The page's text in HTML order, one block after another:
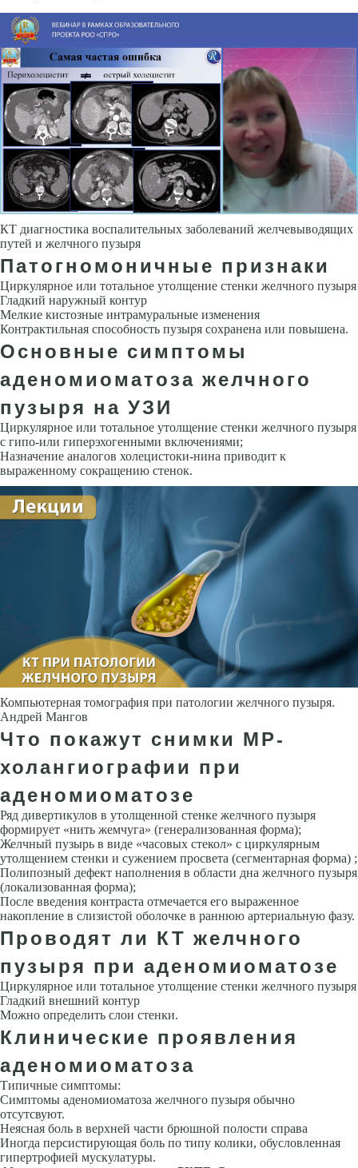
КТ диагностика воспалительных заболеваний желчевыводящих
путей и желчного пузыря
Патогномоничные признаки
Циркулярное или тотальное утолщение стенки желчного пузыря
Гладкий наружный контур
Мелкие кистозные интрамуральные изменения
Контрактильная способность пузыря сохранена или повышена.
Основные симптомы
аденомиоматоза желчного
пузыря на УЗИ
Циркулярное или тотальное утолщение стенки желчного пузыря
с гипо-или гиперэхогенными включениями;
Назначение аналогов холецистоки-нина приводит к
выраженному сокращению стенок.
Компьютерная томография при патологии желчного пузыря.
Андрей Мангов
Что покажут снимки МР-
холангиографии при
аденомиоматозе
Ряд дивертикулов в утолщенной стенке желчного пузыря
формирует «нить жемчуга» (генерализованная форма);
Желчный пузырь в виде «часовых стекол» с циркулярным
утолщением стенки и сужением просвета (сегментарная форма) ;
Полипозный дефект наполнения в области дна желчного пузыря
(локализованная форма);
После введения контраста отмечается его выраженное
накопление в слизистой оболочке в раннюю артериальную фазу.
Проводят ли КТ желчного
пузыря при аденомиоматозе
Циркулярное или тотальное утолщение стенки желчного пузыря
Гладкий внешний контур
Можно определить слои стенки.
Клинические проявления
аденомиоматоза
Типичные симптомы:
Симптомы аденомиоматоза желчного пузыря обычно
отсутсвуют.
Неясная боль в верхней части брюшной полости справа
Иногда персистирующая боль по типу колики, обусловленная
гипертрофией мускулатуры.